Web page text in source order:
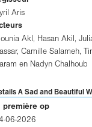
Aris
Akl , Hasan Akil ,
, Camille Salameh,
en Nadyn Chalhoub
A Sad and Beautiful
première op
06-2026